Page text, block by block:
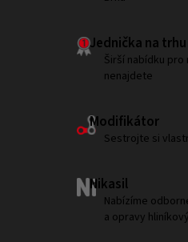
Jednička na trhu
Širší nabídku
nenajdete
Modifikátor
Sestrojte si
Nikasil
Nabízíme
a opravy